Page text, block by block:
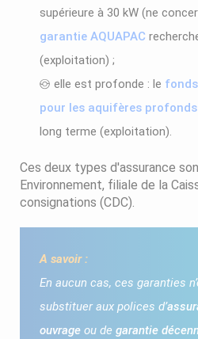
supérieure à 30 kW (ne
garantie AQUAPAC
(exploitation) ;
elle est profonde : le
pour les aquifères profonds
long terme (exploitation).
Ces deux types d'assurance
Environnement, filiale de la
consignations (CDC).
A savoir :
En aucun cas, ces garanties
substituer aux polices d’
ouvrage ou de garantie